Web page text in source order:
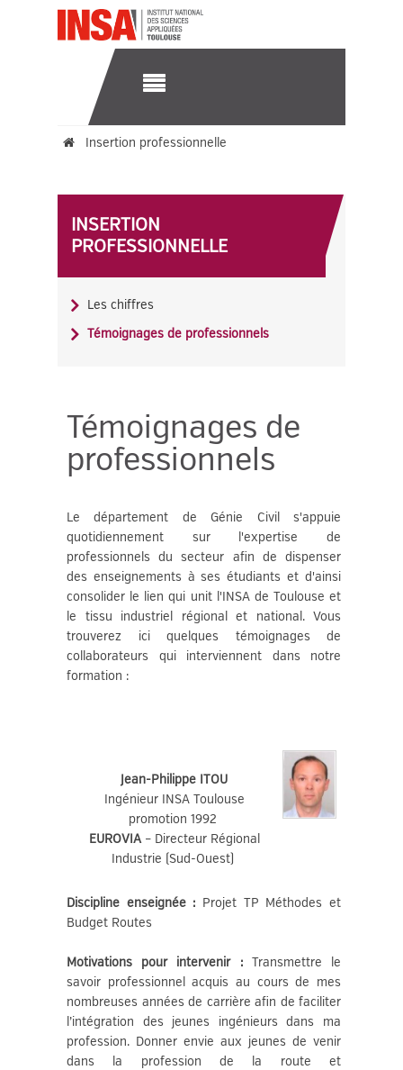
Insertion professionnelle
INSERTION
PROFESSIONNELLE
Les chiffres
Témoignages de professionnels
Témoignages de
professionnels
Le département de Génie Civil s'appuie
quotidiennement sur l'expertise de
professionnels du secteur afin de dispenser
des enseignements à ses étudiants et d'ainsi
consolider le lien qui unit l'INSA de Toulouse et
le tissu industriel régional et national. Vous
trouverez ici quelques témoignages de
collaborateurs qui interviennent dans notre
formation :
Jean-Philippe ITOU
Ingénieur INSA Toulouse
promotion 1992
EUROVIA– Directeur Régional
Industrie (Sud-Ouest)
Discipline enseignée : Projet TP Méthodes et
Budget Routes
Motivations pour intervenir :Transmettre le
savoir professionnel acquis au cours de mes
nombreuses années de carrière afin de faciliter
l’intégration des jeunes ingénieurs dans ma
profession. Donner envie aux jeunes de venir
dans la profession de la route et